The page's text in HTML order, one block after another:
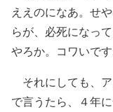
ええのになあ。せ
らが、必死になっ
やろか。コワいです
それにしても、
で言うたら、４年